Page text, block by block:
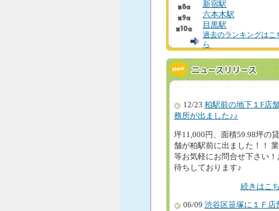
新宿駅
六本木駅
目黒駅
過去のランキングはこ
ら
12/23 柏駅前の地下１F店
務所が出ました♪♪
坪11,000円、面積59.98坪の
舗が柏駅前に出ました！！
等お気軽にお問合せ下さい！
待ちしております♪
続きはこ
06/09 渋谷区笹塚に１Ｆ店